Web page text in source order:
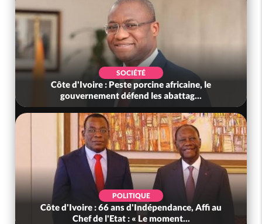
SOCIÉTÉ
Côte d'Ivoire : Peste porcine africaine, le
gouvernement défend les abattag...
POLITIQUE
Côte d'Ivoire : 66 ans d'Indépendance, Affi au
Chef de l'Etat : « Le moment...